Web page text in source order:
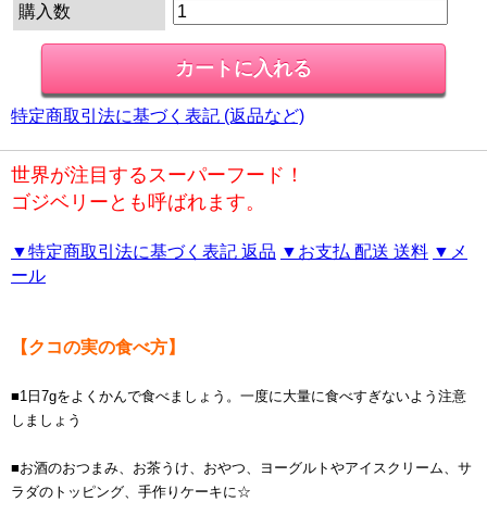
購入数
特定商取引法に基づく表記 (返品など)
世界が注目するスーパーフード！
ゴジベリーとも呼ばれます。
▼特定商取引法に基づく表記 返品 ▼お支払 配送 送料 ▼メ
ール
【クコの実の食べ方】
■1日7gをよくかんで食べましょう。一度に大量に食べすぎないよう注意
しましょう
■お酒のおつまみ、お茶うけ、おやつ、ヨーグルトやアイスクリーム、サ
ラダのトッピング、手作りケーキに☆